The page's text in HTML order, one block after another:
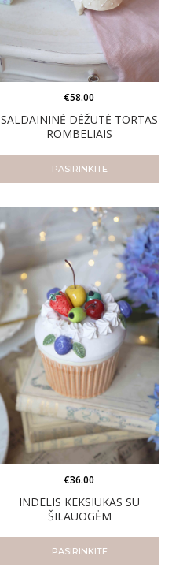
SALDAININĖ DĖŽUTĖ TORTAS
ROMBELIAIS
€58.00
PASIRINKITE
INDELIS KEKSIUKAS SU
ŠILAUOGĖM
€36.00
PASIRINKITE